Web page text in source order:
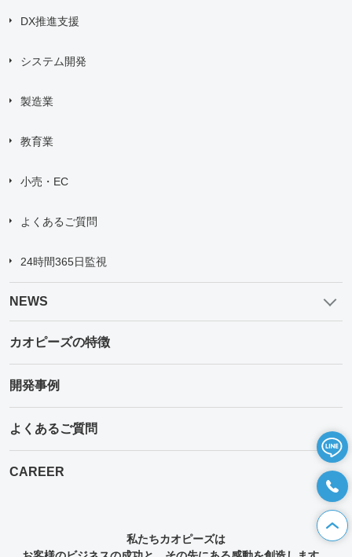
DX推進支援
システム開発
製造業
教育業
小売・EC
よくあるご質問
24時間365日監視
NEWS
カオピーズの特徴
開発事例
よくあるご質問
CAREER
私たちカオピーズは